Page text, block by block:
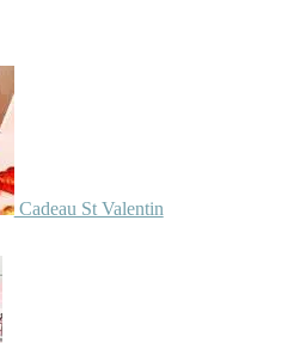
Cadeau St Valentin